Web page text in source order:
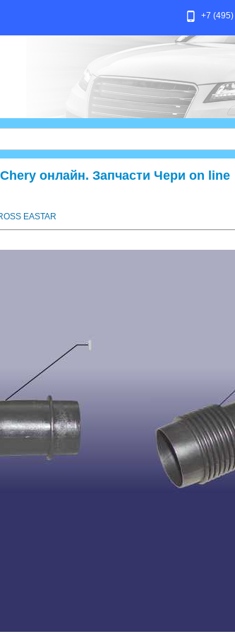
+7 (495)
онлайн. Запчасти Чери on line
EASTAR